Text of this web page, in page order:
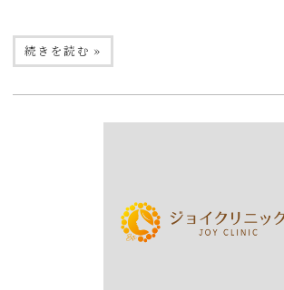
続きを読む »